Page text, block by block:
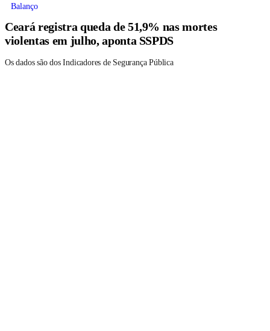
Balanço
Ceará registra queda de 51,9% nas mortes
violentas em julho, aponta SSPDS
Os dados são dos Indicadores de Segurança Pública